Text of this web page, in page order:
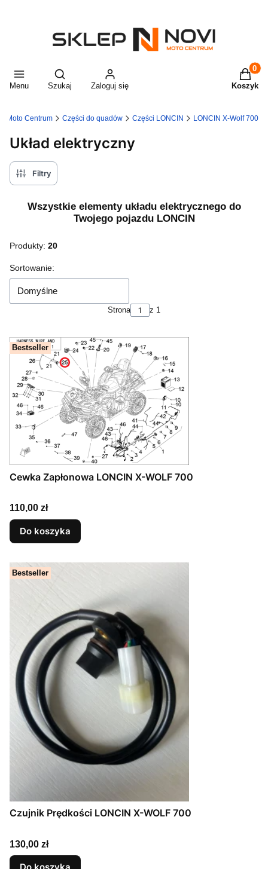
Menu
Otwórz wyszukiwarkę
Szukaj Zaloguj się Koszyk
Moto Centrum Części do quadów Części LONCIN LONCIN X-Wolf 700
Układ elektryczny
Filtry
Wszystkie elementy układu elektrycznego do
Twojego pojazdu LONCIN
Produkty: 20
Lista produktów
Sortowanie:
Domyślne
Strona z 1
Bestseller
Cewka Zapłonowa LONCIN X-WOLF 700
Cena
110,00 zł
Do koszyka
Bestseller
Czujnik Prędkości LONCIN X-WOLF 700
Cena
130,00 zł